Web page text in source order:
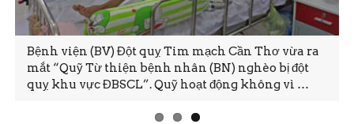
Bệnh viện (BV) Đột quỵ Tim mạch Cần Thơ vừa ra
mắt “Quỹ Từ thiện bệnh nhân (BN) nghèo bị đột
quỵ khu vực ĐBSCL”. Quỹ hoạt động không vì …
Prev
ious
Next